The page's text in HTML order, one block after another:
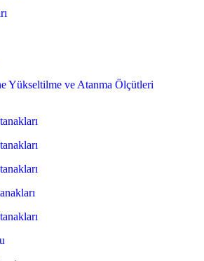
Yükseltilme ve Atanma Ölçütleri